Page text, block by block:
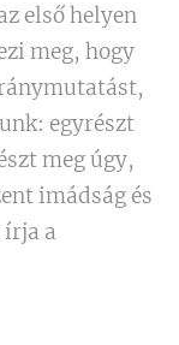
első helyen
meg, hogy
egyrészt
meg úgy,
imádság és
írja a